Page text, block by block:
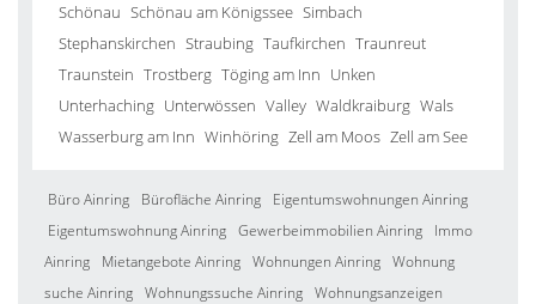
Schönau Schönau am Königssee Simbach
Stephanskirchen Straubing Taufkirchen Traunreut
Traunstein Trostberg Töging am Inn Unken
Unterhaching Unterwössen Valley Waldkraiburg Wals
Wasserburg am Inn Winhöring Zell am Moos Zell am See
Büro Ainring Bürofläche Ainring
Eigentumswohnungen Ainring
Eigentumswohnung Ainring Gewerbeimmobilien Ainring
Immo
Ainring
Mietangebote Ainring Wohnungen Ainring Wohnung
suche Ainring Wohnungssuche Ainring Wohnungsanzeigen